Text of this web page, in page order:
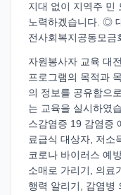
지대 없이 지역주 민
노력하겠습니다. ◎
전사회복지공동모금
자원봉사자 교육 대
프로그램의 목적과
의 정보를 공유함으
는 교육을 실시하였
스감염증 19 감염증
료급식 대상자, 저소
코로나 바이러스 예
소매로 가리기, 의료
행력 알리기, 감염병